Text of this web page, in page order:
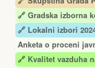
🔗 Gradska izborna
🔗 Lokalni izbori
Anketa o proceni
🔗 Kvalitet vazduha